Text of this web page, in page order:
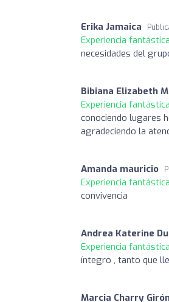
Erika Jamaica
Experiencia
necesidades del
Bibiana Elizabeth
Experiencia
conociendo lugares
agradeciendo la
Amanda mauricio
Experiencia
convivencia
Andrea Katerine
Experiencia
íntegro , tanto que
Marcia Charry